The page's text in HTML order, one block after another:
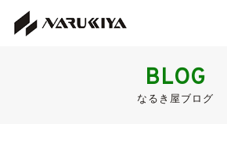
BLOG
なるき屋ブログ